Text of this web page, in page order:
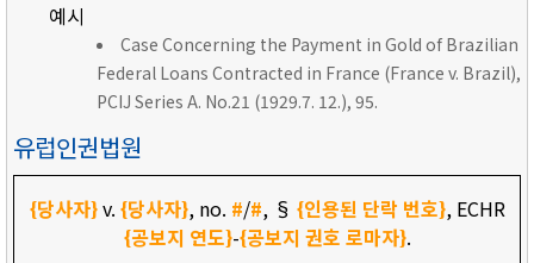
예시
Case Concerning the Payment in Gold of Brazilian
Federal Loans Contracted in France (France v. Brazil),
PCIJ Series A. No.21 (1929.7. 12.), 95.
유럽인권법원
{당사자}v. {당사자}, no. #/#, § {인용된 단락 번호}, ECHR
{공보지 연도}-{공보지 권호 로마자}.